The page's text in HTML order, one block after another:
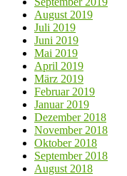
August 2019
Juli 2019
Juni 2019
Mai 2019
April 2019
März 2019
Februar 2019
Januar 2019
Dezember 2018
November 2018
Oktober 2018
September 2018
August 2018